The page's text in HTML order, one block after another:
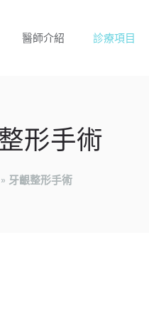
醫師介紹 診療項目
形手術
» 牙齦整形手術